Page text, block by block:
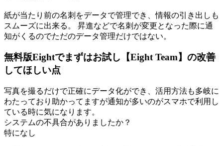
紙が当たり前の名刺をデータで管理でき、情報の引き出しも
スムーズに出来る。 昇進などで名刺が変更となった際に通
知がくるのでただのデータ管理だけではない。
無料版Eightでまずはお試し【Eight Team】の改善
してほしい点
写真を撮るだけで正確にデータ化ができ、活用方法も多岐に
わたっており助かってますが通知が多いのがスマホで利用し
ている時に気になります。
システムの不具合がありましたか？
特になし